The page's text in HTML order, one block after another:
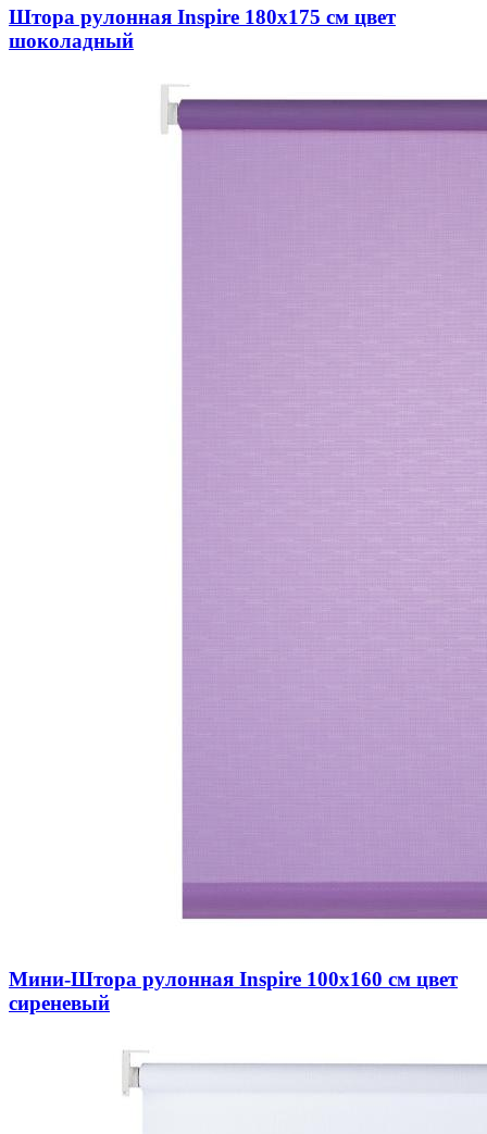
Штора рулонная Inspire 180х175 см цвет
шоколадный
Мини-Штора рулонная Inspire 100х160 см цвет
сиреневый